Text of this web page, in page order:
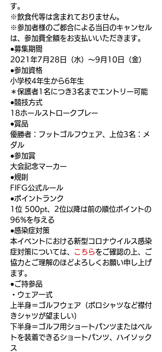
す。
※飲食代等は含まれておりません。
※参加者様のご都合による当日のキャンセル
は、参加費全額をお支払いいただきます。
●募集期間
2021年7月28日（水）〜9月10日（金）
●参加資格
小学校4年生から6年生
＊保護者1名につき3名までエントリー可能
●競技方式
18ホールストロークプレー
●賞品
優勝者：フットゴルフウェア、上位3名：メ
ダル
●参加賞
大会記念マーカー
●規則
FIFG公式ルール
●ポイントランク
1位 500pt、2位以降は前の順位ポイントの
96%を与える
●感染症対策
本イベントにおける新型コロナウイルス感染
症対策については、 こちらをご確認の上、ご
協力とご理解のほどよろしくお願い申し上げ
ます。
●ご持参品
・ウェア一式
上半身＝ゴルフウェア（ポロシャツなど襟付
きシャツが望ましい）
下半身＝ゴルフ用ショートパンツまたはベル
トを装着できるショートパンツ、ハイソック
ス